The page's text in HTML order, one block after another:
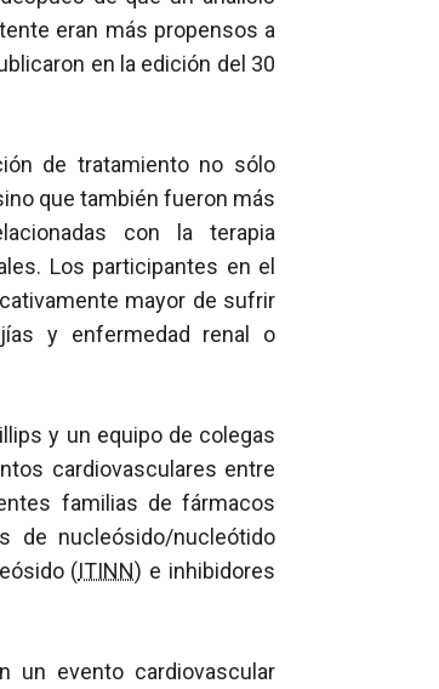
eran más propensos a
en la edición del 30
de tratamiento no sólo
que también fueron más
con la terapia
Los participantes en el
mayor de sufrir
y enfermedad renal o
y un equipo de colegas
cardiovasculares entre
familias de fármacos
de nucleósido/nucleótido
(ITINN) e inhibidores
un evento cardiovascular